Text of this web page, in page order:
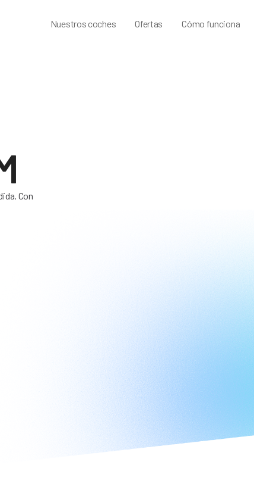
Nuestros coches Ofertas Cómo funciona
Con